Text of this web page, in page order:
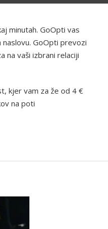
minutah. GoOpti vas
naslovu. GoOpti prevozi
na vaši izbrani relaciji
kjer vam za že od 4 €
na poti